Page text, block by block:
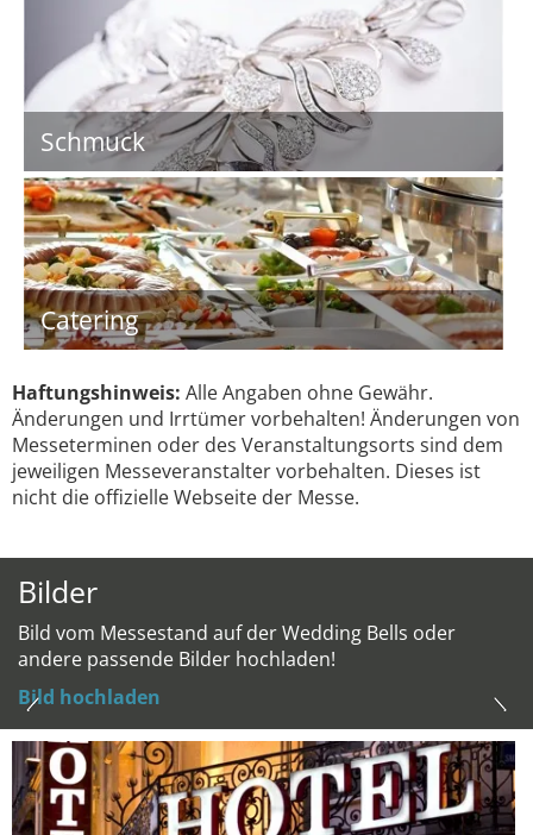
Schmuck
Catering
Haftungshinweis: Alle Angaben ohne Gewähr.
Änderungen und Irrtümer vorbehalten! Änderungen von
Messeterminen oder des Veranstaltungsorts sind dem
jeweiligen Messeveranstalter vorbehalten. Dieses ist
nicht die offizielle Webseite der Messe.
Bilder
Bild vom Messestand auf der Wedding Bells oder
andere passende Bilder hochladen!
Bild hochladen